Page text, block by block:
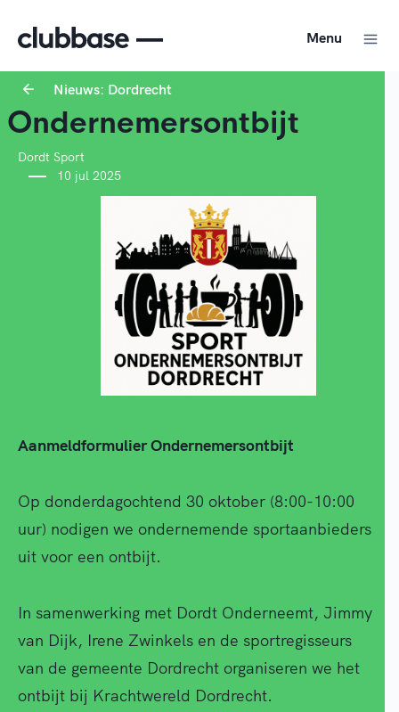
Menu
Nieuws: Dordrecht
Ondernemersontbijt
Dordt Sport
10 jul 2025
Aanmeldformulier Ondernemersontbijt
Op donderdagochtend 30 oktober (8:00-10:00
uur) nodigen we ondernemende sportaanbieders
uit voor een ontbijt.
In samenwerking met Dordt Onderneemt, Jimmy
van Dijk, Irene Zwinkels en de sportregisseurs
van de gemeente Dordrecht organiseren we het
ontbijt bij Krachtwereld Dordrecht.